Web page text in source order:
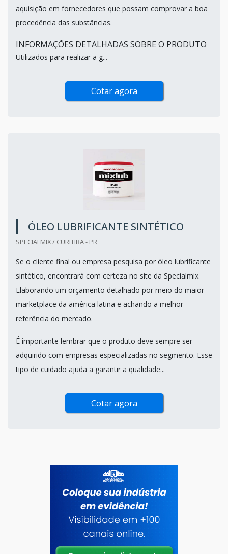
aquisição em fornecedores que possam comprovar a boa
procedência das substâncias.
INFORMAÇÕES DETALHADAS SOBRE O PRODUTO
Utilizados para realizar a g...
Cotar agora
ÓLEO LUBRIFICANTE SINTÉTICO
SPECIALMIX / CURITIBA - PR
Se o cliente final ou empresa pesquisa por óleo lubrificante
sintético, encontrará com certeza no site da Specialmix.
Elaborando um orçamento detalhado por meio do maior
marketplace da américa latina e achando a melhor
referência do mercado.
É importante lembrar que o produto deve sempre ser
adquirido com empresas especializadas no segmento. Esse
tipo de cuidado ajuda a garantir a qualidade...
Cotar agora